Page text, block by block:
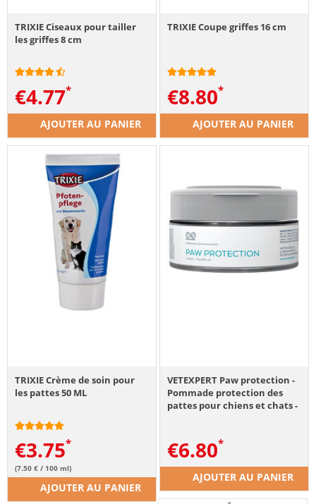
TRIXIE Ciseaux pour tailler
les griffes 8 cm
€4.77
AJOUTER AU PANIER
TRIXIE Coupe griffes 16 cm
€8.80
AJOUTER AU PANIER
TRIXIE Crème de soin pour
les pattes 50 ML
€3.75
(7.50 € / 100 ml)
AJOUTER AU PANIER
VETEXPERT Paw protection -
Pommade protection des
pattes pour chiens et chats -
€6.80
AJOUTER AU PANIER